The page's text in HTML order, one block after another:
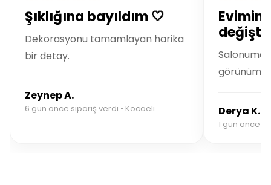
Şıklığına bayıldım 🤍
Dekorasyonu tamamlayan harika
bir detay.
Zeynep A.
6 gün önce sipariş verdi • Kocaeli
Evimin
Salonuma
görünüm
Derya K.
1 gün önce